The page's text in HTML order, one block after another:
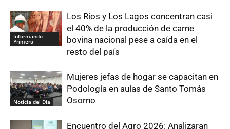
Informando
Primero
Los Ríos y Los Lagos concentran casi
el 40% de la producción de carne
bovina nacional pese a caída en el
resto del país
Noticia del Día
Mujeres jefas de hogar se capacitan en
Podología en aulas de Santo Tomás
Osorno
Encuentro del Agro 2026: Analizaran